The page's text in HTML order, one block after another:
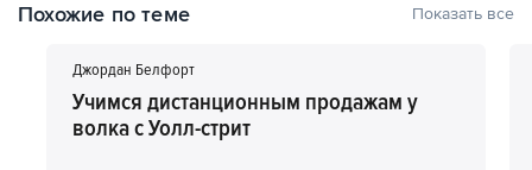
Похожие по теме Показать все
Джордан Белфорт
Учимся дистанционным продажам у
волка с Уолл-стрит